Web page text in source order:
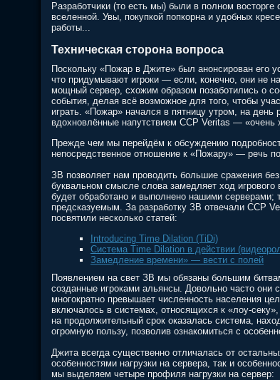
Разработчики (то есть мы) были в полном восторге
вселенной. Увы, покупкой попкорна и удобных
работы...
Техническая сторона вопроса
Поскольку «Пожар в Джите» был анонсирован его
что придумывают игроки — если, конечно, они не
мощный сервер, схожим образом позаботились о
события, делая всё возможное для того, чтобы
играть. «Пожар» начался в пятницу утром, на
вдохновлённые напутствием CCP Veritas —
Прежде чем мы перейдём к обсуждению
непосредственное отношение к «Пожару» — речь
ЗВ позволяет нам проводить большие сражения
буквальном смысле слова замедляет ход игрового
будет обработано и выполнено нашими серверами;
предсказуемым. За разработку ЗВ отвечали CCP
посвятили несколько статей:
Introducing Time Dilation (TiDi)
Система Time Dilation в действии
Замедление времени» — вести с полей
Появлением на свет ЗВ мы обязаны большим
созданные игроками альянсы. Довольно часто они
многократно превышает численность населения
включалось в системах, относящихся к «лоу-
на продолжительный срок оказалась система,
огромную пользу, позволив ознакомиться с
Джита всегда существенно отличалась от
особенностями нагрузки на сервера, так и
мы выделяем четыре профиля нагрузки на сервер: